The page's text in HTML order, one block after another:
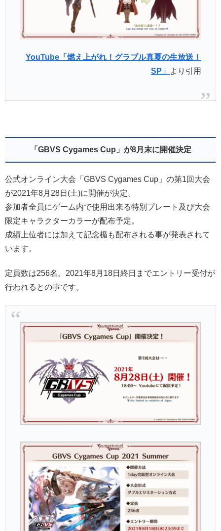
YouTube「燃え上がれ！グラブル真夏の生放送！
SP」 より引用
「GBVS Cygames Cup」が8月末に開催決定
公式オンライン大会「GBVS Cygames Cup」の第1回大会
が2021年8月28日(土)に開催が決定。
参加者全員にゲーム内で使用出来る特別プレート及び大会
限定キャラクターカラーが配布予定。
成績上位者には加えて記念楯も配布される事が発表されて
います。
定員数は256名。2021年8月18日終日までエントリー受付が
行われるとの事です。